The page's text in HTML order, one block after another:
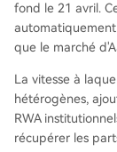
fond le 21 avril.
que le marché
La vitesse à
hétérogènes,
RWA
récupérer les